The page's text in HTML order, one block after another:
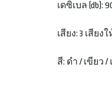
เดซิเบล (db):
เสียง: 3 เสียง
สี: ดำ / เขียว /